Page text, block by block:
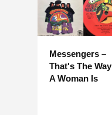
Messengers –
That's The Way
A Woman Is